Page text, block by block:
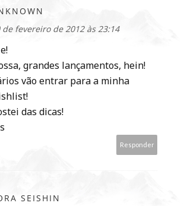
de fevereiro de 2012 às 23:14
grandes lançamentos, hein!
vão entrar para a minha
das dicas!
Responder
SEISHIN